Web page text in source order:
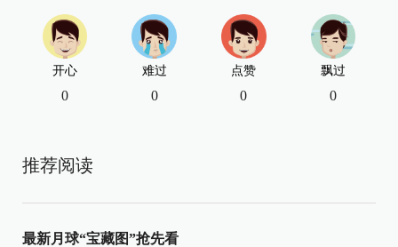
开心
0
难过
0
点赞
0
飘过
0
推荐阅读
最新月球“宝藏图”抢先看